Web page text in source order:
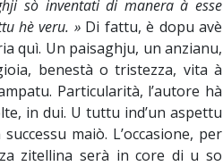
sò inventati di manera à esse
hè veru. » Di fattu, è dopu avè
quì. Un paisaghju, un anzianu,
benestà o tristezza, vita à
Particularità, l’autore hà
in dui. U tuttu ind’un aspettu
maiò. L’occasione, per
zitellina serà in core di u so